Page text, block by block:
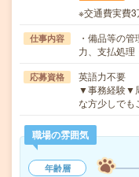
※交通費実費
仕事内容
・備品等の
力、支払処
応募資格
英語力不要
▼事務経験▼
な方少しで
職場の雰囲気
年齢層